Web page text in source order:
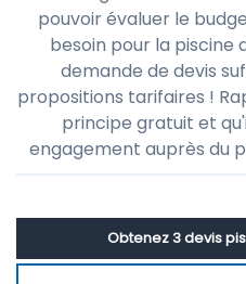
pouvoir évaluer le
besoin pour la piscine
demande de devis
propositions tarifaires !
principe gratuit et
engagement auprès du
Obtenez 3 devis